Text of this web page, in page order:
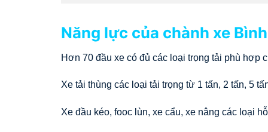
Năng lực của chành xe
Hơn 70 đầu xe có đủ các loại trọng tải phù hợp
Xe tải thùng các loại tải trọng từ 1 tấn, 2 tấn, 5
Xe đầu kéo, fooc lùn, xe cẩu, xe nâng các loại